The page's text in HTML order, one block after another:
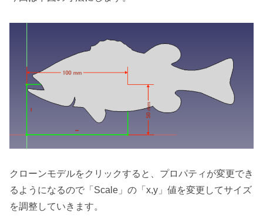
クローンモデルをクリックすると、プロパティが変更でき
るようになるので「Scale」の「x,y」値を変更してサイズ
を調整していきます。